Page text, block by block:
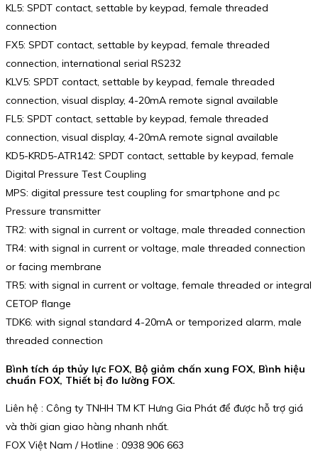
KL5: SPDT contact, settable by keypad, female threaded
connection
FX5: SPDT contact, settable by keypad, female threaded
connection, international serial RS232
KLV5: SPDT contact, settable by keypad, female threaded
connection, visual display, 4-20mA remote signal available
FL5: SPDT contact, settable by keypad, female threaded
connection, visual display, 4-20mA remote signal available
KD5-KRD5-ATR142: SPDT contact, settable by keypad, female
Digital Pressure Test Coupling
MPS: digital pressure test coupling for smartphone and pc
Pressure transmitter
TR2: with signal in current or voltage, male threaded connection
TR4: with signal in current or voltage, male threaded connection
or facing membrane
TR5: with signal in current or voltage, female threaded or integral
CETOP flange
TDK6: with signal standard 4-20mA or temporized alarm, male
threaded connection
Bình tích áp thủy lực FOX, Bộ giảm chấn xung FOX, Bình hiệu
chuẩn FOX, Thiết bị đo lường FOX.
Liên hệ : Công ty TNHH TM KT Hưng Gia Phát để được hỗ trợ giá
và thời gian giao hàng nhanh nhất.
FOX Việt Nam / Hotline : 0938 906 663